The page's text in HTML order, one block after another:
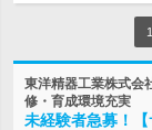
1
東洋精器工業株式会
修・育成環境充実
未経験者急募！